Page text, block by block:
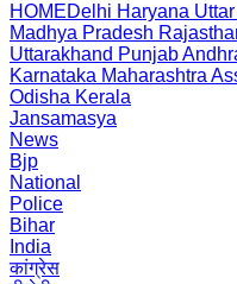
HOMEDelhi Haryana
Madhya Pradesh
Uttarakhand Punjab
Karnataka Maharashtra
Odisha Kerala
Jansamasya
News
Bjp
National
Police
Bihar
India
कांग्रेस